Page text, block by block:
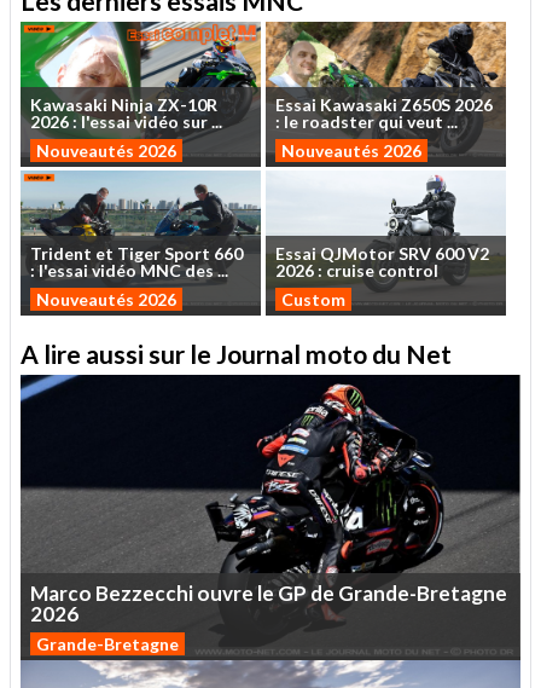
Kawasaki NinjaZX-10R
2026: l'essaividéo sur...
Nouveautés 2026
Essai Kawasaki Z650S 2026
: le roadsterquiveut ...
Nouveautés 2026
Trident et TigerSport 660
: l'essaividéo MNCdes...
Nouveautés 2026
EssaiQJMotorSRV 600V2
2026 : cruise control
Custom
A lire aussi sur le Journal moto du Net
Marco Bezzecchiouvre leGPde Grande-Bretagne
2026
Grande-Bretagne